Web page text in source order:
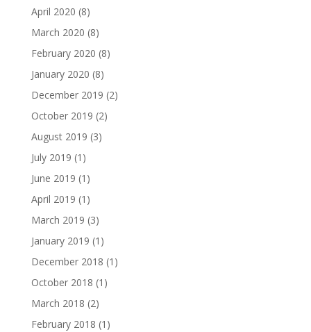
April 2020 (8)
March 2020 (8)
February 2020 (8)
January 2020 (8)
December 2019 (2)
October 2019 (2)
August 2019 (3)
July 2019 (1)
June 2019 (1)
April 2019 (1)
March 2019 (3)
January 2019 (1)
December 2018 (1)
October 2018 (1)
March 2018 (2)
February 2018 (1)